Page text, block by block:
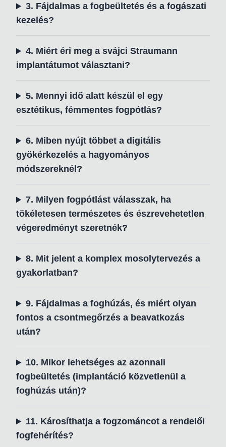
3. Fájdalmas a fogbeültetés és a fogászati
kezelés?
4. Miért éri meg a svájci Straumann
implantátumot választani?
5. Mennyi idő alatt készül el egy
esztétikus, fémmentes fogpótlás?
6. Miben nyújt többet a digitális
gyökérkezelés a hagyományos
módszereknél?
7. Milyen fogpótlást válasszak, ha
tökéletesen természetes és észrevehetetlen
végeredményt szeretnék?
8. Mit jelent a komplex mosolytervezés a
gyakorlatban?
9. Fájdalmas a foghúzás, és miért olyan
fontos a csontmegőrzés a beavatkozás
után?
10. Mikor lehetséges az azonnali
fogbeültetés (implantáció közvetlenül a
foghúzás után)?
11. Károsíthatja a fogzománcot a rendelői
fogfehérítés?